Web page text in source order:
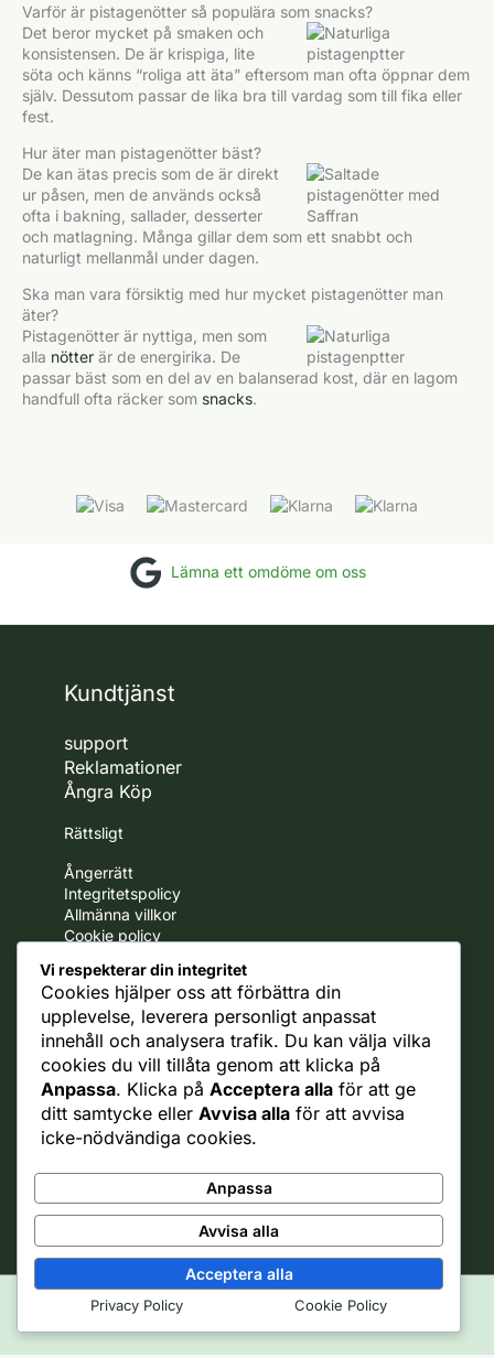
Varför är pistagenötter så populära som snacks?
Det beror mycket på smaken och
konsistensen. De är krispiga, lite
söta och känns “roliga att äta” eftersom man ofta öppnar dem
själv. Dessutom passar de lika bra till vardag som till fika eller
fest.
Hur äter man pistagenötter bäst?
De kan ätas precis som de är direkt
ur påsen, men de används också
ofta i bakning, sallader, desserter
och matlagning. Många gillar dem som ett snabbt och
naturligt mellanmål under dagen.
Ska man vara försiktig med hur mycket pistagenötter man
äter?
Pistagenötter är nyttiga, men som
alla nötter är de energirika. De
passar bäst som en del av en balanserad kost, där en lagom
handfull ofta räcker som snacks.
Lämna ett omdöme om oss
Kundtjänst
support
Reklamationer
Ångra Köp
Rättsligt
Ångerrätt
Integritetspolicy
Allmänna villkor
Cookie policy
Business
B2B
Samarbete med oss
Fruktsnack
Om oss
Nyhetsbrev
Kontakt
Upphovsrätt © 2026 Fruktsnack.se
Vi respekterar din integritet
Cookies hjälper oss att förbättra din
upplevelse, leverera personligt anpassat
innehåll och analysera trafik. Du kan välja vilka
cookies du vill tillåta genom att klicka på
Anpassa. Klicka på Acceptera alla för att ge
ditt samtycke eller Avvisa alla för att avvisa
icke-nödvändiga cookies.
Anpassa
Avvisa alla
Acceptera alla
Privacy Policy Cookie Policy